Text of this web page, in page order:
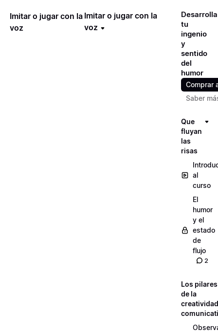
Imitar o jugar con la
voz
Imitar o jugar con la
voz
Desarrolla
tu
ingenio
y
sentido
del
humor
Comprar
Saber
Que
fluyan
las
risas
al
curso
El
humor
y el
estado
de
flujo
2
Los pilares
de la
creatividad